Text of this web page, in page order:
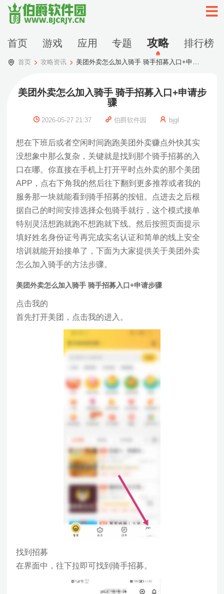
首页 游戏 应用 专题 攻略 排行榜
首页 攻略资讯 美团外卖怎么加入骑手 骑手招募入口+申请步骤
美团外卖怎么加入骑手 骑手招募入口+申请步
骤
2026-05-27 21:37 伯爵软件园 bjgl
想在下班后或者空闲时间跑跑美团外卖赚点外快其实
没想象中那么复杂，关键就是找到那个骑手招募的入
口在哪。你直接在手机上打开平时点外卖的那个美团
APP，点右下角我的然后往下翻到更多推荐或者我的
服务那一块就能看到骑手招募的按钮。点进去之后根
据自己的时间安排选择众包骑手就行，这个模式接单
特别灵活想跑就跑不想跑就下线。然后按照页面提示
填好姓名身份证号再完成实名认证和简单的线上安全
培训就能开始接单了，下面为大家提供关于美团外卖
怎么加入骑手的方法步骤。
美团外卖怎么加入骑手 骑手招募入口+申请步骤
点击我的
首先打开美团，点击我的进入。
找到招募
在界面中，往下拉即可找到骑手招募。